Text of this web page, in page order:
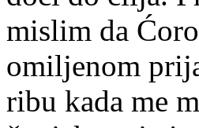
mislim da
omiljenom
ribu kada me